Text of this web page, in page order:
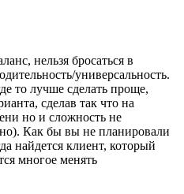
нельзя бросаться в
универсальность.
то лучше сделать проще,
сделав так что на
но и сложность не
Как бы вы не планировали
найдется клиент, который
многое менять